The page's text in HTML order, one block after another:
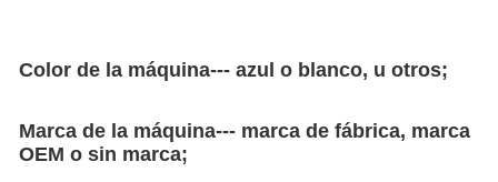
Color de la máquina--- azul o blanco, u otros;
Marca de la máquina--- marca de fábrica, marca
OEM o sin marca;